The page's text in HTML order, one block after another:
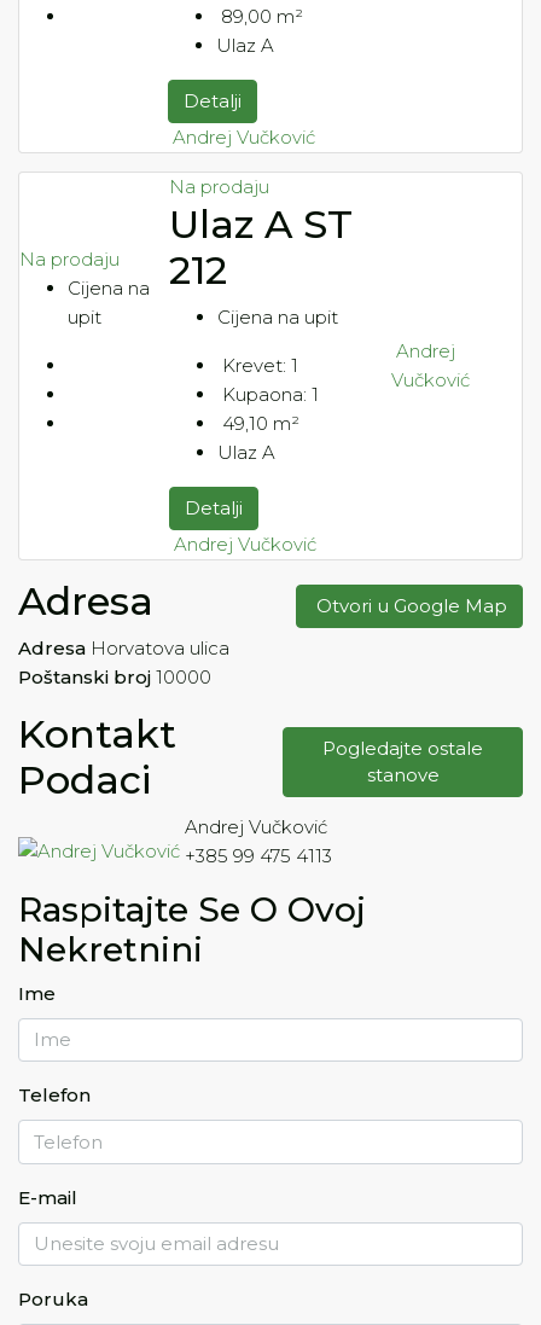
89,00 m²
Ulaz A
Detalji
Andrej Vučković
Na prodaju
Cijena na
upit
Na prodaju
Ulaz A ST
212
Cijena na upit
Krevet: 1
Kupaona: 1
49,10 m²
Ulaz A
Detalji
Andrej Vučković
Andrej
Vučković
Adresa
Otvori u Google Map
Adresa Horvatova ulica
Poštanski broj 10000
Kontakt
Podaci
Pogledajte ostale
stanove
Andrej Vučković
+385 99 475 4113
Raspitajte Se O Ovoj
Nekretnini
Ime
Telefon
E-mail
Poruka